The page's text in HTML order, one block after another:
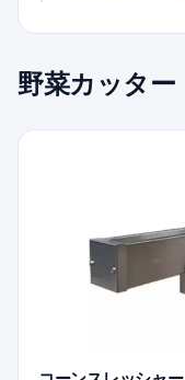
野菜カッター